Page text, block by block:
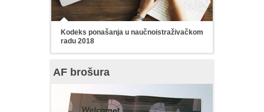
Kodeks ponašanja u naučnoistraživačkom
radu 2018
AF brošura